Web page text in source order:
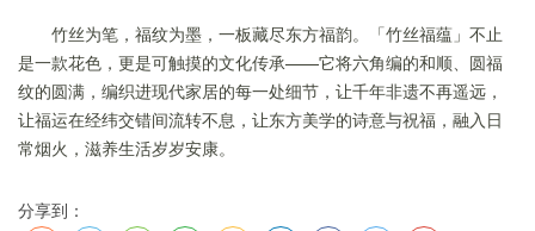
竹丝为笔，福纹为墨，一板藏尽东方福韵。「竹丝福蕴」不止
是一款花色，更是可触摸的文化传承——它将六角编的和顺、圆福
纹的圆满，编织进现代家居的每一处细节，让千年非遗不再遥远，
让福运在经纬交错间流转不息，让东方美学的诗意与祝福，融入日
常烟火，滋养生活岁岁安康。
分享到：